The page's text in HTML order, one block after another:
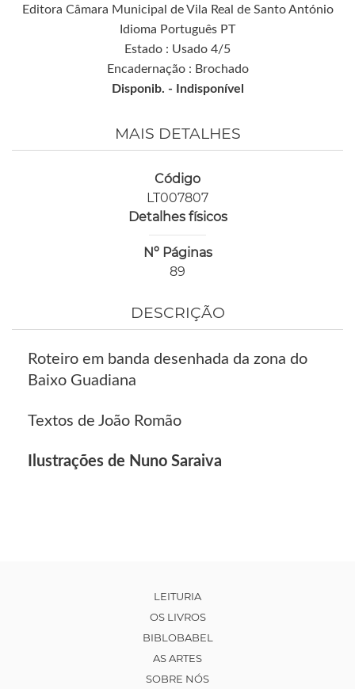
Editora Câmara Municipal de Vila Real de Santo António
Idioma Português PT
Estado : Usado 4/5
Encadernação : Brochado
Disponib. -
Indisponível
MAIS DETALHES
Código
LT007807
Detalhes físicos
Nº Páginas
89
DESCRIÇÃO
Roteiro em banda desenhada da zona do
Baixo Guadiana
Textos de João Romão
Ilustrações de Nuno Saraiva
LEITURIA
OS LIVROS
BIBLOBABEL
AS ARTES
SOBRE NÓS